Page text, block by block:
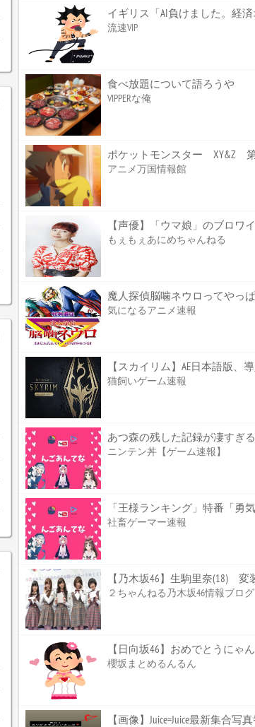
流速VIP
食べ放題について語ろうや
VIPPERな俺
アニメ万国情報館
もぇもぇあにめちゃんねる
魔人探偵脳噛ネウロってやっ
気になるアニメ速報
【スカイリム】AE日本語版、導
猫飼いゲーム速報
あつ森の残した記録が凄すぎ
ニンテン丼【ゲーム速報】
社畜ゲーマー速報
【乃木坂46】生駒里奈(18)
２ちゃんねる乃木坂46情報ブログ
【日向坂46】おめでとうにゃ
櫻坂まとめるんるん
【画像】Juice=Juice最新